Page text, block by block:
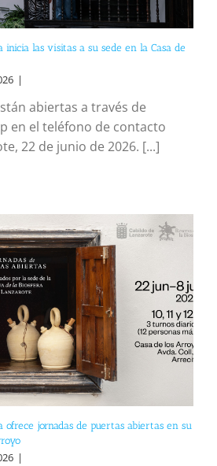
inicia las visitas a su sede en la Casa de
|
abiertas a través de
en el teléfono de contacto
22 de junio de 2026. [...]
ofrece jornadas de puertas abiertas en su
|